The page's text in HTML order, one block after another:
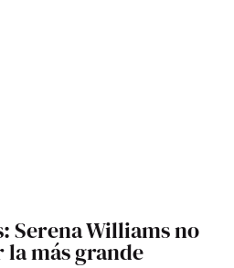
Serena Williams no
más grande